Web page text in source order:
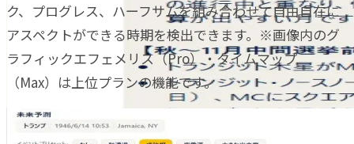
ク、プログレス、ハーフサムを組み合わせて自由自在に
アスペクトができる時期を検出できます。※画像内のグ
ラフィックエフェメリス（Pro）・タイムマップ
（Max）は上位プランの機能です。